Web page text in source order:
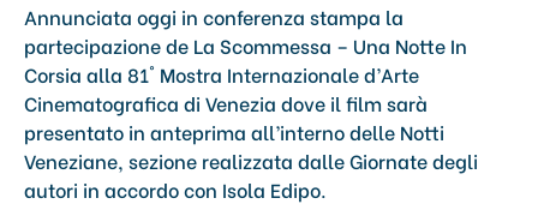
Annunciata oggi in conferenza stampa la
partecipazione de La Scommessa – Una Notte In
Corsia alla 81° Mostra Internazionale d’Arte
Cinematografica di Venezia dove il film sarà
presentato in anteprima all’interno delle Notti
Veneziane, sezione realizzata dalle Giornate degli
autori in accordo con Isola Edipo.